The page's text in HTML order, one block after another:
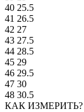
40 25.5
41 26.5
42 27
43 27.5
44 28.5
45 29
46 29.5
47 30
48 30.5
КАК ИЗМЕРИТЬ?